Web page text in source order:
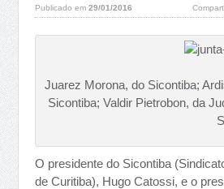
Publicado em29/01/2016
Juarez Morona, do Sicontiba;
Sicontiba; Valdir Pietrobon, da
O presidente do Sicontiba
de Curitiba), Hugo Catossi, e o